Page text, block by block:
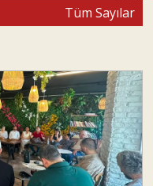
Tüm Sayılar